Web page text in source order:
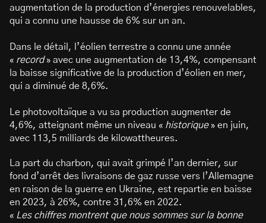
augmentation de la production d’énergies renouvelables,
qui a connu une hausse de 6% sur un an.
Dans le détail, l’éolien terrestre a connu une année
« record» avec une augmentation de 13,4%, compensant
la baisse significative de la production d’éolien en mer,
qui a diminué de 8,6%.
Le photovoltaïque a vu sa production augmenter de
4,6%, atteignant même un niveau « historique» en juin,
avec 113,5 milliards de kilowattheures.
La part du charbon, qui avait grimpé l’an dernier, sur
fond d’arrêt des livraisons de gaz russe vers l’Allemagne
en raison de la guerre en Ukraine, est repartie en baisse
en 2023, à 26%, contre 31,6% en 2022.
« Les chiffres montrent que nous sommes sur la bonne